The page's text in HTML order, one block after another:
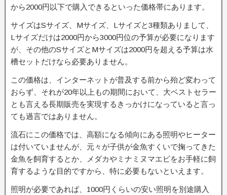
から2000円以下で購入できるといった価格帯にあります。
サイズはSサイズ、Mサイズ、Lサイズと3種類ありまして、
Lサイズだけは2000円から3000円位の予算が必要になります
が、その他のSサイズとMサイズは2000円を超える予算は水
槽セットだけなら必要ありません。
この価格は、インターネットが普及する前から殆ど変わって
おらず、それが20年以上もの期間において、大ベストセラー
とも言える長期販売を実現するきっかけになっていると言っ
ても過言ではありません。
流石にこの価格では、高額になる傾向にある照明やヒーター
は付いていませんが、元々が子供が金魚すくいで掬ってきた
金魚を飼育するとか、メダカやミナミヌマエビをお手軽に飼
育するような目的ですから、特に必要もないといえます。
照明が必要であれば、1000円くらいの安い照明を別途購入